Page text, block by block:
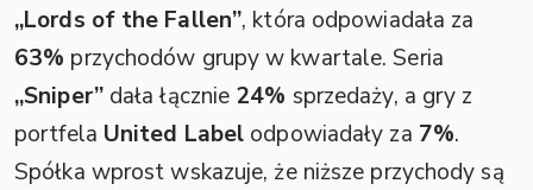
„Lords of the Fallen”, która odpowiadała za
63% przychodów grupy w kwartale. Seria
„Sniper”dała łącznie 24% sprzedaży, a gry z
portfela United Label odpowiadały za 7%.
Spółka wprost wskazuje, że niższe przychody są